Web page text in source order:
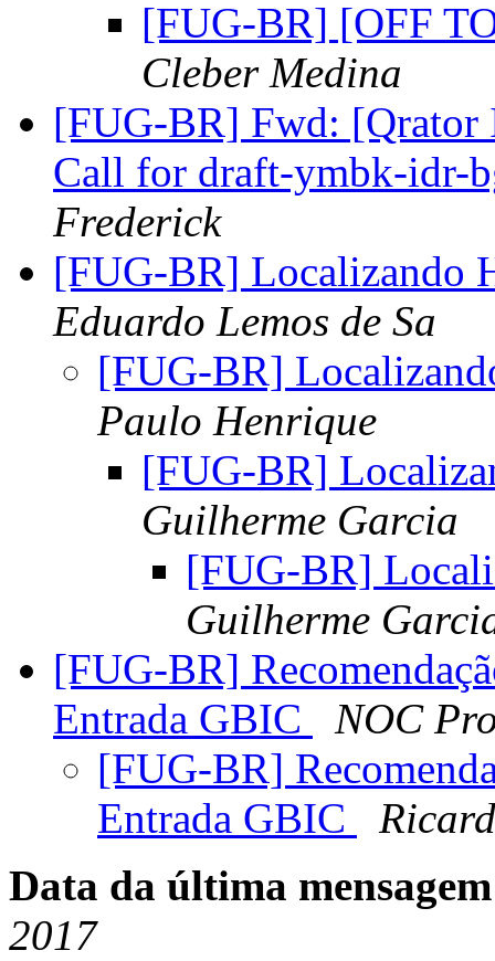
[FUG-BR] [OFF
Cleber Medina
[FUG-BR] Fwd: [Qrator
Call for draft-ymbk-idr-
Frederick
[FUG-BR] Localizando
Eduardo Lemos de Sa
[FUG-BR]
Paulo Henrique
[FUG-BR]
Guilherme Garcia
[FUG-BR]
Guilherme
[FUG-BR]
Entrada GBIC
NOC
[FUG-BR]
Entrada GBIC
Data da última
2017